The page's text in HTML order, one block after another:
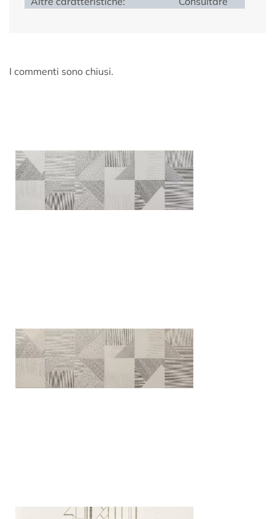
I commenti sono chiusi.